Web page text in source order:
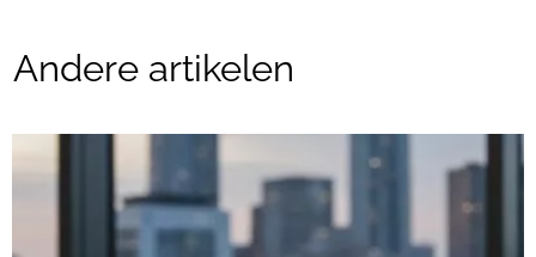
Andere artikelen